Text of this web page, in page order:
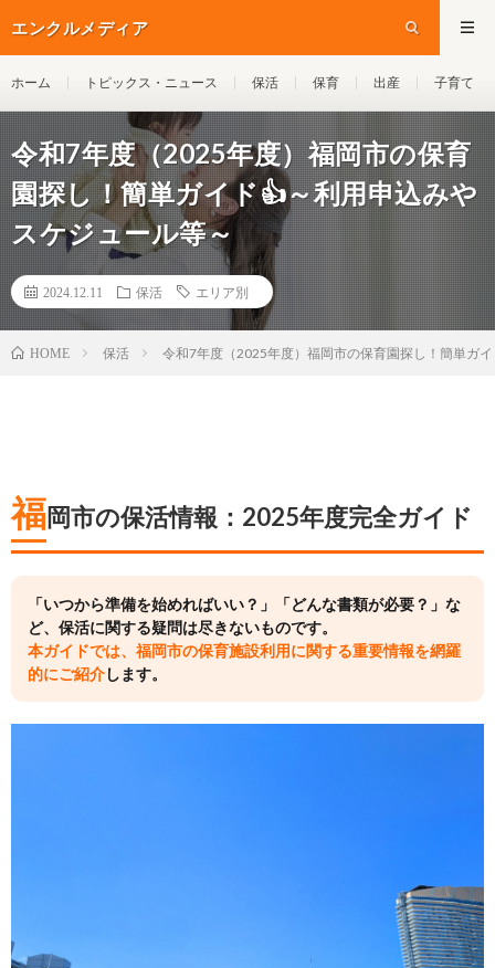
エンクルメディア
ホーム トピックス・ニュース 保活 保育 出産 子育て
令和7年度（2025年度）福岡市の保育
園探し！簡単ガイド👍～利用申込みや
スケジュール等～
2024.12.11 保活 エリア別
HOME 保活 令和7年度（2025年度）福岡市の保育園探し！簡単ガ
福岡市の保活情報：2025年度完全ガイド
「いつから準備を始めればいい？」「どんな書類が必要？」な
ど、保活に関する疑問は尽きないものです。
本ガイドでは、福岡市の保育施設利用に関する重要情報を網羅
的にご紹介します。